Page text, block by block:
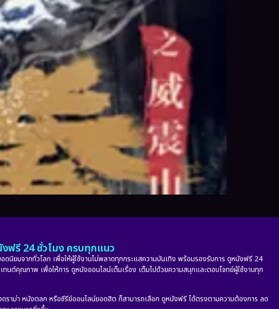
ฟรี 24 ชั่วโมง ครบทุกแนว
ยมจากทั่วโลก เพื่อให้ผู้ใช้งานไม่พลาดทุกกระแสความบันเทิง พร้อมรองรับการ ดูหนังฟรี 24
นต์คุณภาพ เพื่อให้การ ดูหนังออนไลน์เต็มเรื่อง เต็มไปด้วยความสนุกและตอบโจทย์ผู้ใช้งานทุก
ราม่า หนังตลก หรือซีรีย์ออนไลน์ยอดฮิต ก็สามารถเลือก ดูหนังฟรี ได้ตรงตามความต้องการ ลด